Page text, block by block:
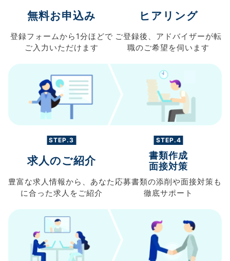
無料お申込み
登録フォームから 1分ほどで
ご入力 いただけます
ヒアリング
ご登録後、 アドバイザーが転
職のご希望を伺います
STEP.3
求人のご紹介
豊富な求人情報から、 あなた
に合った求人を ご紹介
STEP.4
書類作成
面接対策
応募書類の添削や面接対策も
徹底サポート